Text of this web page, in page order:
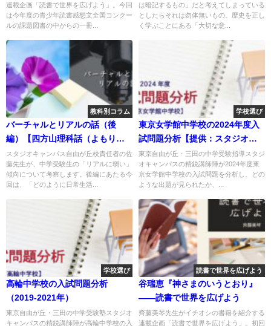
連載企画「読書で世界を広げよう」。今回
は今年度の青少年読書感想文全国コンクー
ルの課題図書の中からの一冊...
は暗記するもの」だと考えてしまっている
としたらそれは勿体無いもの。歴史を正し
く学ぶことにある「大切な意...
教科別コラム
バーチャルとリアルの話（後
編）【四方山理科話（よもり
か）②】
スタジオキャンパス自由が丘校責任者の佐
藤先生が、中学受験生の「リアルに弱い」
傾向について考察します。後編にあたる今
回は、「どのように日常生活...
学校選び
東京女学館中学校の2024年度入
試問題分析【提供：スタジオキ
ャンパス】
東京自由が丘・三田の中学受験指導スタジ
オキャンパスの精鋭講師陣が2024年度東
京女学館中学校の入試問題を分析し、どの
ような出題が見られたか、...
学校選び
高輪中学校の入試問題分析
（2019-2021年）
東京自由が丘・三田の中学受験塾スタジオ
キャンパスの精鋭講師陣が高輪中学校の入
読書で世界を広げよう
谷瑞恵『神さまのいうとおり』
――読書で世界を広げよう
齊藤美琴先生がイチオシの書籍を紹介する
連載企画「読書で世界を広げよう」。初回